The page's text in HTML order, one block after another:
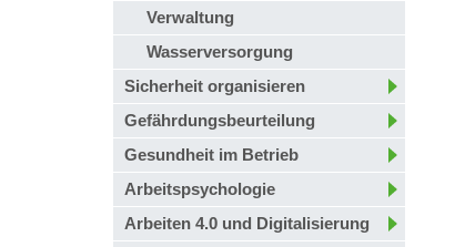
Verwaltung
Wasserversorgung
Sicherheit organisieren
Gefährdungsbeurteilung
Gesundheit im Betrieb
Arbeitspsychologie
Arbeiten 4.0 und Digitalisierung